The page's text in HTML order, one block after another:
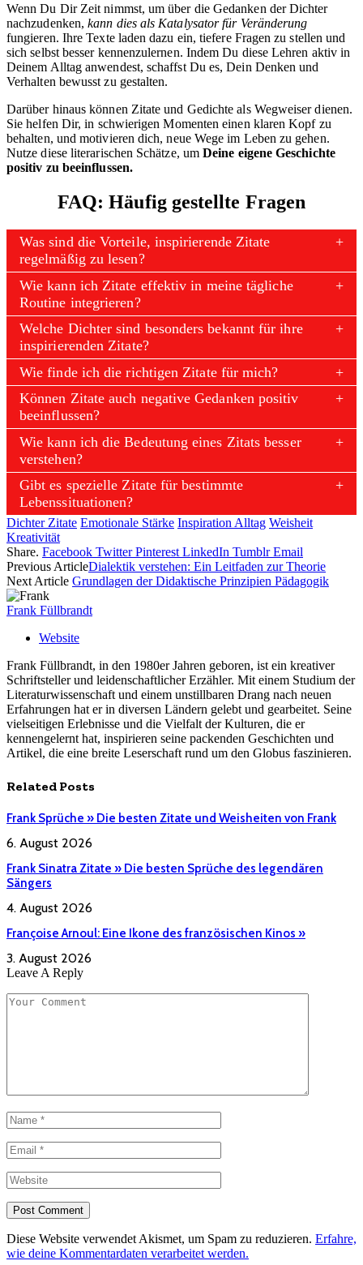
Wenn Du Dir Zeit nimmst, um über die Gedanken der Dichter
nachzudenken,kann dies als Katalysator für Veränderung
fungieren. Ihre Texte laden dazu ein, tiefere Fragen zu stellen und
sich selbst besser kennenzulernen. Indem Du diese Lehren aktiv in
Deinem Alltag anwendest, schaffst Du es, Dein Denken und
Verhalten bewusst zu gestalten.
Darüber hinaus können Zitate und Gedichte als Wegweiser dienen.
Sie helfen Dir, in schwierigen Momenten einen klaren Kopf zu
behalten, und motivieren dich, neue Wege im Leben zu gehen.
Nutze diese literarischen Schätze, umDeine eigene Geschichte
positiv zu beeinflussen.
FAQ: Häufig gestellte Fragen
Was sind die Vorteile, inspirierende Zitate
regelmäßig zu lesen?
Wie kann ich Zitate effektiv in meine tägliche
Routine integrieren?
Welche Dichter sind besonders bekannt für ihre
inspirierenden Zitate?
Wie finde ich die richtigen Zitate für mich?
Können Zitate auch negative Gedanken positiv
beeinflussen?
Wie kann ich die Bedeutung eines Zitats besser
verstehen?
Gibt es spezielle Zitate für bestimmte
Lebenssituationen?
Dichter Zitate Emotionale Stärke Inspiration Alltag Weisheit
Kreativität
Share. Facebook Twitter Pinterest LinkedIn Tumblr Email
Previous ArticleDialektik verstehen: Ein Leitfaden zur Theorie
Next Article Grundlagen der Didaktische Prinzipien Pädagogik
Frank Füllbrandt
Website
Frank Füllbrandt, in den 1980er Jahren geboren, ist ein kreativer
Schriftsteller und leidenschaftlicher Erzähler. Mit einem Studium der
Literaturwissenschaft und einem unstillbaren Drang nach neuen
Erfahrungen hat er in diversen Ländern gelebt und gearbeitet. Seine
vielseitigen Erlebnisse und die Vielfalt der Kulturen, die er
kennengelernt hat, inspirieren seine packenden Geschichten und
Artikel, die eine breite Leserschaft rund um den Globus faszinieren.
Related Posts
Frank Sprüche » Die besten Zitate und Weisheiten von Frank
6. August 2026
Frank Sinatra Zitate » Die besten Sprüche des legendären
Sängers
4. August 2026
Françoise Arnoul: Eine Ikone des französischen Kinos »
3. August 2026
Leave A Reply
Diese Website verwendet Akismet, um Spam zu reduzieren. Erfahre,
wie deine Kommentardaten verarbeitet werden.